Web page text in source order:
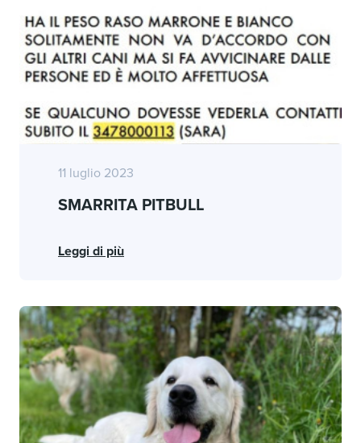
11 luglio 2023
SMARRITA PITBULL
Leggi di più